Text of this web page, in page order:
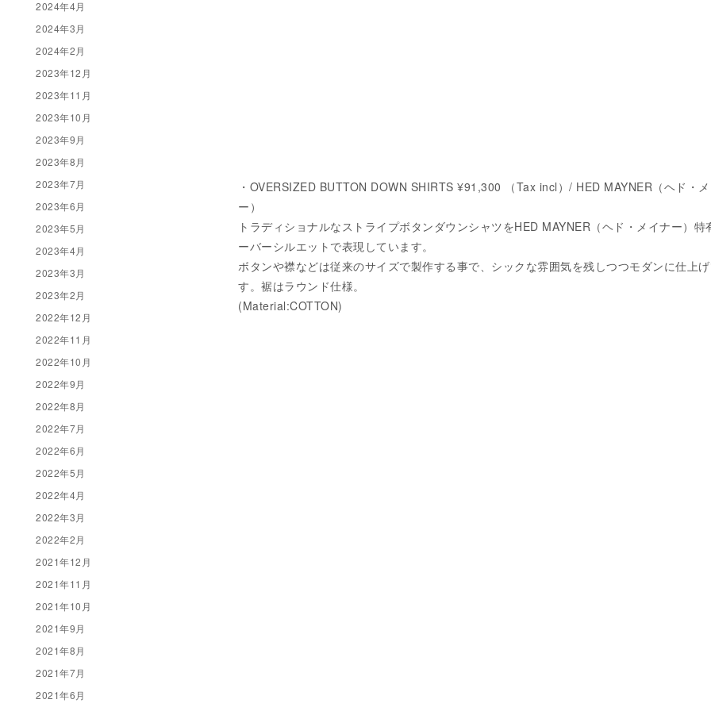
・OVERSIZED BUTTON DOWN SHIRTS ¥91,300 （Tax incl）/ HED MAYNER（ヘド・
ー）
トラディショナルなストライプボタンダウンシャツをHED MAYNER（ヘド・メイナー）特
ーバーシルエットで表現しています。
ボタンや襟などは従来のサイズで製作する事で、シックな雰囲気を残しつつモダンに仕上げ
す。裾はラウンド仕様。
(Material:COTTON)
2024年4月
2024年3月
2024年2月
2023年12月
2023年11月
2023年10月
2023年9月
2023年8月
2023年7月
2023年6月
2023年5月
2023年4月
2023年3月
2023年2月
2022年12月
2022年11月
2022年10月
2022年9月
2022年8月
2022年7月
2022年6月
2022年5月
2022年4月
2022年3月
2022年2月
2021年12月
2021年11月
2021年10月
2021年9月
2021年8月
2021年7月
2021年6月